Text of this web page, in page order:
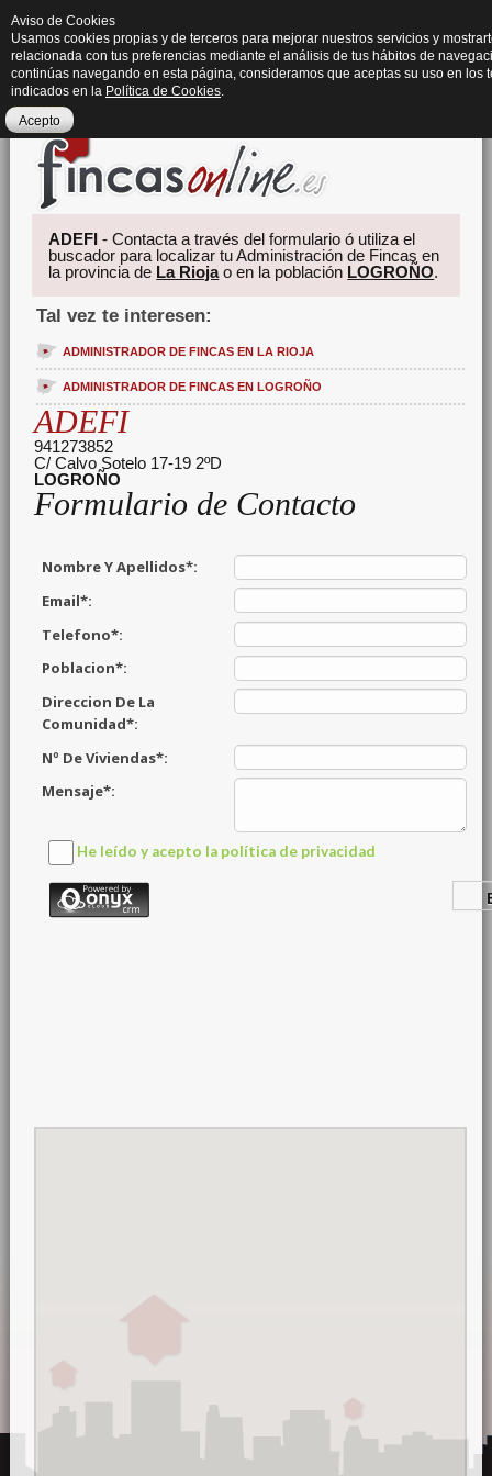
ADEFI - Contacta a través del formulario ó utiliza el
buscador para localizar tu Administración de Fincas en
la provincia de La Riojao en la población LOGROÑO.
Tal vez te interesen:
ADMINISTRADOR DE FINCAS EN LA RIOJA
ADMINISTRADOR DE FINCAS EN LOGROÑO
ADEFI
941273852
C/ Calvo Sotelo 17-19 2ºD
LOGROÑO
Formulario de Contacto
Aviso de Cookies
Usamos cookies propias y de terceros para mejorar nuestros servicios y
relacionada con tus preferencias mediante el análisis de tus hábitos de
continúas navegando en esta página, consideramos que aceptas su uso en los
indicados en la Política de Cookies.
Acepto